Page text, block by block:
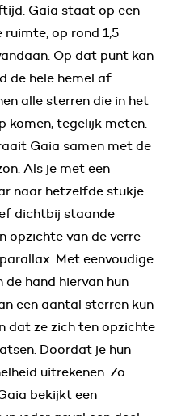
Gaia staat op een
op rond 1,5
Op dat punt kan
de hele hemel af
alle sterren die in het
komen, tegelijk meten.
Gaia samen met de
Als je met een
naar hetzelfde stukje
dichtbij staande
opzichte van de verre
Met eenvoudige
hand hiervan hun
een aantal sterren kun
dat ze zich ten opzichte
Doordat je hun
uitrekenen. Zo
bekijkt een